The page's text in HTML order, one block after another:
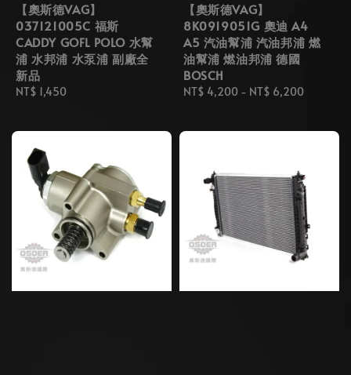
【奧斯德VAG】
037121005C 福斯
CADDY GOFL POLO 水幫
浦 水邦浦 水泵浦 副廠全
新品
Regular
NT$ 1,450
【奧斯德VAG】
8K0919051G 奧迪 A4
A5 汽油幫浦 汽油邦浦 燃
油幫浦 燃油邦浦 德國
BOSCH
Regular
NT$ 4,200 - NT$ 6,200